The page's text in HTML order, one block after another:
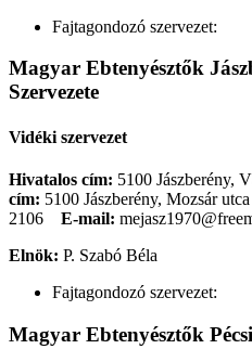
Fajtagondozó szervezet:
Magyar Ebtenyésztők
Szervezete
Vidéki szervezet
Hivatalos cím: 5100 Jászberény,
cím: 5100 Jászberény, Mozsár
2106
E-mail:
Elnök: P. Szabó Béla
Fajtagondozó szervezet:
Magyar Ebtenyésztők